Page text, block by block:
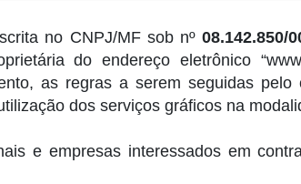
no CNPJ/MF sob nº08.142.850/
do endereço eletrônico
as regras a serem seguidas
dos serviços gráficos na
e empresas interessados em